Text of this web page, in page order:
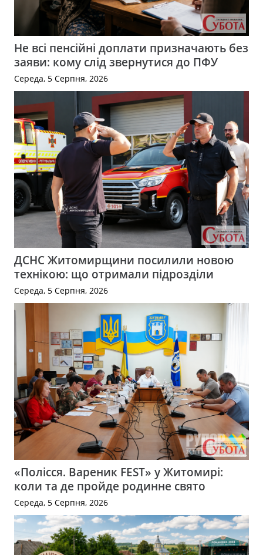
Не всі пенсійні доплати призначають без
заяви: кому слід звернутися до ПФУ
Середа, 5 Серпня, 2026
ДСНС Житомирщини посилили новою
технікою: що отримали підрозділи
Середа, 5 Серпня, 2026
«Полісся. Вареник FEST» у Житомирі:
коли та де пройде родинне свято
Середа, 5 Серпня, 2026